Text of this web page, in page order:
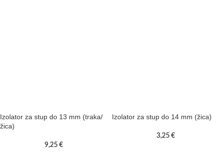
Izolator za stup do 13 mm (traka/
žica)
9,25 €
Izolator za stup do 14 mm (žica)
3,25 €